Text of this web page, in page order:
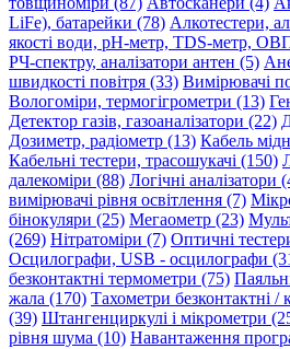
LiFe), батарейки (78) Алкотестери,
якості води, pH-метр, TDS-метр,
РЧ-спектру, аналізатори антен (5)
швидкості повітря (33) Вимірювачі
Вологоміри, термогігрометри (13)
Детектор газів, газоаналізатори (22)
Дозиметр, радіометр (13) Кабель
Кабельні тестери, трасошукачі (150)
далекоміри (88) Логічні аналізатори
вимірювачі рівня освітлення (7)
бінокуляри (25) Мегаометр (23)
(269) Нітратоміри (7) Оптичні
Осцилографи, USB - осцилографи
безконтактні термометри (75)
жала (170) Тахометри безконтактні /
(39) Штангенциркулі і мікрометри
рівня шума (10) Навантаження